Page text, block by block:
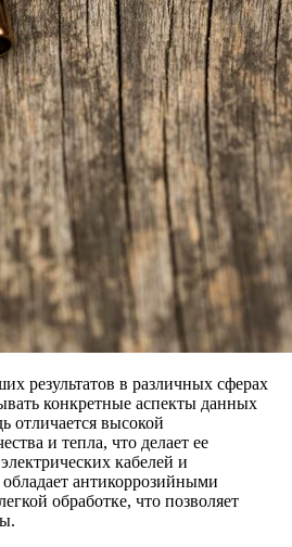
результатов в различных сферах
конкретные аспекты данных
отличается высокой
и тепла, что делает ее
кабелей и
антикоррозийными
обработке, что позволяет